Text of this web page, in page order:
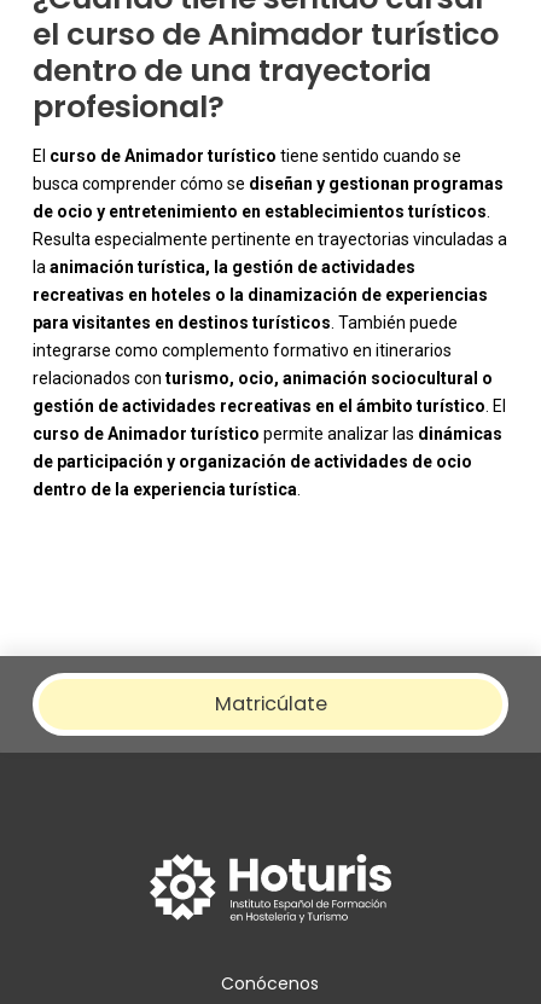
el curso de Animador turístico
dentro de una trayectoria
profesional?
El curso de Animador turístico tiene sentido cuando se
busca comprender cómo se diseñan y gestionan programas
de ocio y entretenimiento en establecimientos turísticos
Resulta especialmente pertinente en trayectorias vinculadas a
la animación turística, la gestión de actividades
recreativas en hoteles o la dinamización de experiencias
para visitantes en destinos turísticos . También puede
integrarse como complemento formativo en itinerarios
relacionados con turismo, ocio, animación sociocultural o
gestión de actividades recreativas en el ámbito turístico . El
curso de Animador turístico permite analizar las dinámicas
de participación y organización de actividades de ocio
dentro de la experiencia turística
Matricúlate
Conócenos